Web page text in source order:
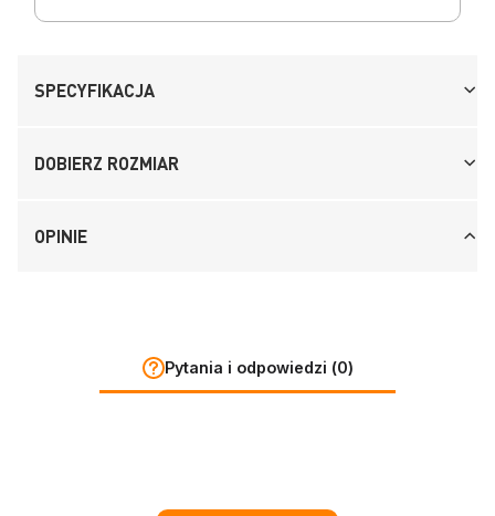
SPECYFIKACJA
DOBIERZ ROZMIAR
OPINIE
Pytania i odpowiedzi (0)